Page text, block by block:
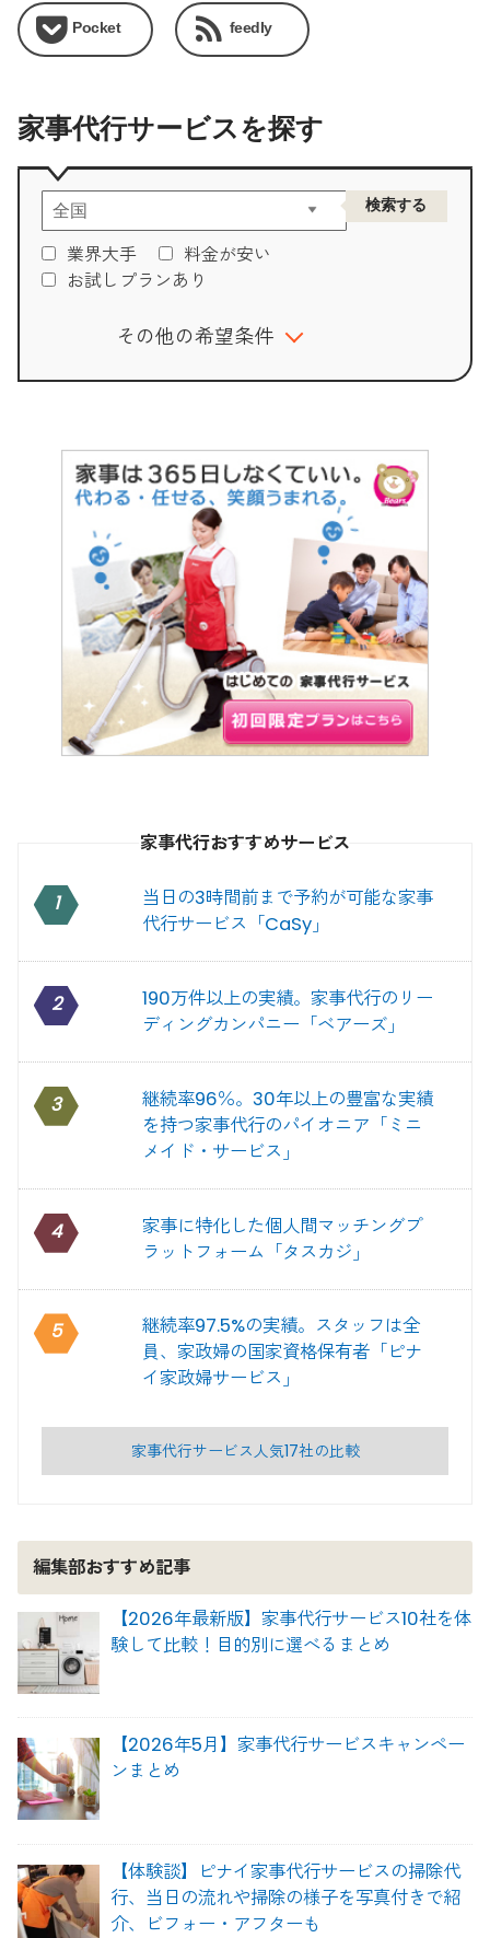
Pocket feedly
家事代行サービスを探す
業界大手
料金が安い
お試しプランあり
その他の希望条件
家事代行おすすめサービス
1
当日の3時間前まで予約が可能な家事
代行サービス「CaSy」
2
190万件以上の実績。家事代行のリー
ディングカンパニー「ベアーズ」
3
継続率96％。30年以上の豊富な実績
を持つ家事代行のパイオニア「ミニ
メイド・サービス」
4
家事に特化した個人間マッチングプ
ラットフォーム「タスカジ」
5
継続率97.5%の実績。スタッフは全
員、家政婦の国家資格保有者「ピナ
イ家政婦サービス」
家事代行サービス人気17社の比較
編集部おすすめ記事
【2026年最新版】家事代行サービス10社を体
験して比較！目的別に選べるまとめ
【2026年5月】家事代行サービスキャンペー
ンまとめ
【体験談】ピナイ家事代行サービスの掃除代
行、当日の流れや掃除の様子を写真付きで紹
介、ビフォー・アフターも